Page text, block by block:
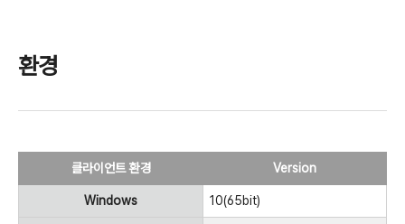
환경
클라이언트 환경 Version
Windows 10(65bit)